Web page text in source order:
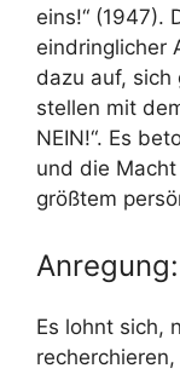
eins!“ (1947).
eindringlicher
dazu auf, sich
stellen mit
NEIN!“. Es
und die
größtem
Anregung:
Es lohnt sich,